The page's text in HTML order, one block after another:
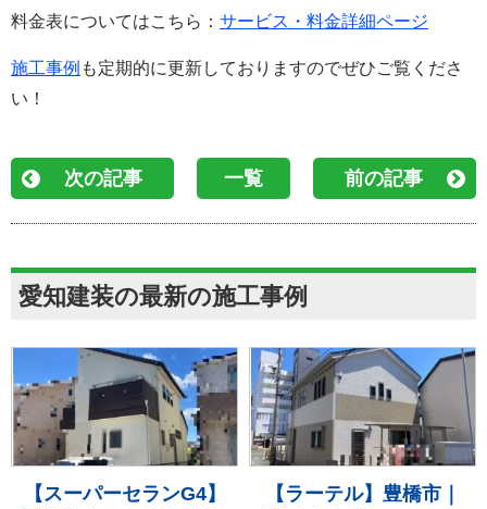
料金表についてはこちら： サービス・料金詳細ページ
施工事例 も定期的に更新しておりますのでぜひご覧くださ
い！
次の記事 一覧 前の記事
愛知建装の最新の施工事例
【スーパーセランG4】
【ラーテル】豊橋市｜